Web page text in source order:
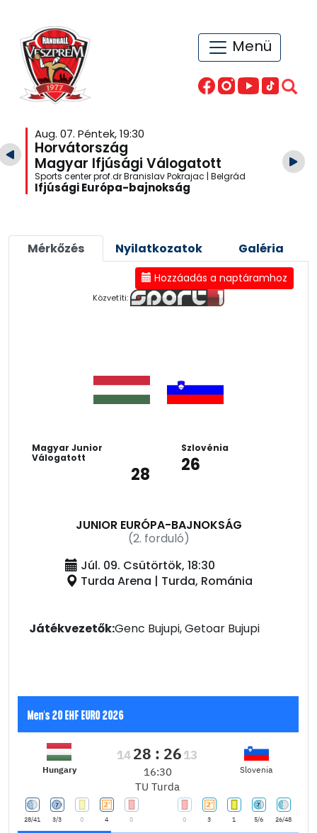
Menü
Aug. 07. Péntek, 19:30
Horvátország
Magyar Ifjúsági Válogatott
Sports center prof.dr Branislav Pokrajac | Belgrád
Ifjúsági Európa-bajnokság
Mérkőzés Nyilatkozatok Galéria
Hozzáadás a naptáramhoz
Közvetíti:
Magyar Junior
Válogatott
28
Szlovénia
26
JUNIOR EURÓPA-BAJNOKSÁG
(2. forduló)
Júl. 09. Csütörtök, 18:30
Turda Arena | Turda, Románia
Játékvezetők:Genc Bujupi, Getoar Bujupi